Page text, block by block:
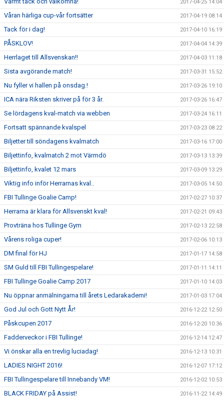
2017-04-25 14:04
Våran härliga cup-vår fortsätter 2017-04-19 08:14
Tack för i dag! 2017-04-10 16:19
PÅSKLOV! 2017-04-04 14:39
Herrlaget till Allsvenskan!! 2017-04-03 11:18
Sista avgörande match! 2017-03-31 15:52
Nu fyller vi hallen på onsdag.! 2017-03-26 19:10
ICA nära Riksten skriver på för 3 år. 2017-03-26 16:47
Se lördagens kval-match via webben 2017-03-24 16:11
Fortsatt spännande kvalspel 2017-03-23 08:22
Biljetter till söndagens kvalmatch 2017-03-16 17:00
Biljettinfo, kvalmatch 2 mot Värmdö 2017-03-13 13:39
Biljettinfo, kvalet 12 mars 2017-03-09 13:29
Viktig info inför Herrarnas kval.. 2017-03-05 14:50
FBI Tullinge Goalie Camp! 2017-02-27 10:37
Herrarna är klara för Allsvenskt kval! 2017-02-21 09:43
Provträna hos Tullinge Gym 2017-02-13 22:58
Vårens roliga cuper! 2017-02-06 10:13
DM final för HJ 2017-01-17 14:58
SM Guld till FBI Tullingespelare! 2017-01-11 14:11
FBI Tullinge Goalie Camp 2017 2017-01-10 14:03
Nu öppnar anmälningarna till årets Ledarakademi! 2017-01-03 17:04
God Jul och Gott Nytt År! 2016-12-22 12:50
Påskcupen 2017 2016-12-20 10:36
Fadderveckor i FBI Tullinge! 2016-12-14 12:47
Vi önskar alla en trevlig luciadag! 2016-12-13 10:31
LADIES NIGHT 2016! 2016-12-07 17:12
FBI Tullingespelare till Innebandy VM! 2016-12-02 10:53
BLACK FRIDAY på Assist! 2016-11-22 14:49